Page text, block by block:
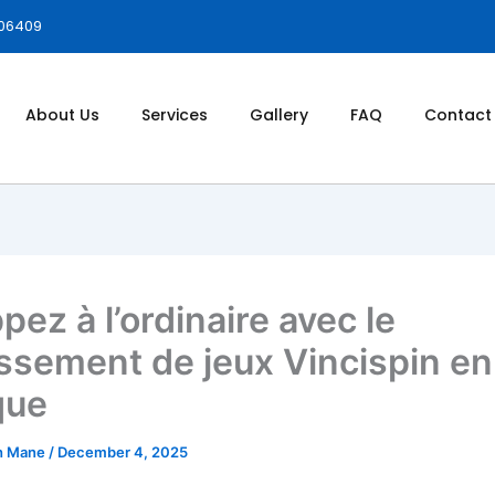
About Us Services Gallery FAQ Contact
à l’ordinaire avec le
de jeux Vincispin en
Mane / December 4, 2025